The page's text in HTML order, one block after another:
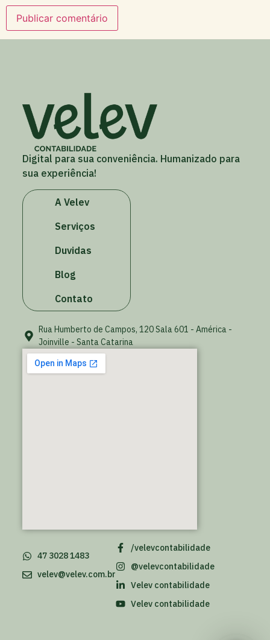
Digital para sua conveniência. Humanizado para
sua experiência!
A Velev
Serviços
Duvidas
Blog
Contato
Rua Humberto de Campos, 120 Sala 601 - América -
Joinville - Santa Catarina
/velevcontabilidade
@velevcontabilidade
Velev contabilidade
Velev contabilidade
47 3028 1483
velev@velev.com.br